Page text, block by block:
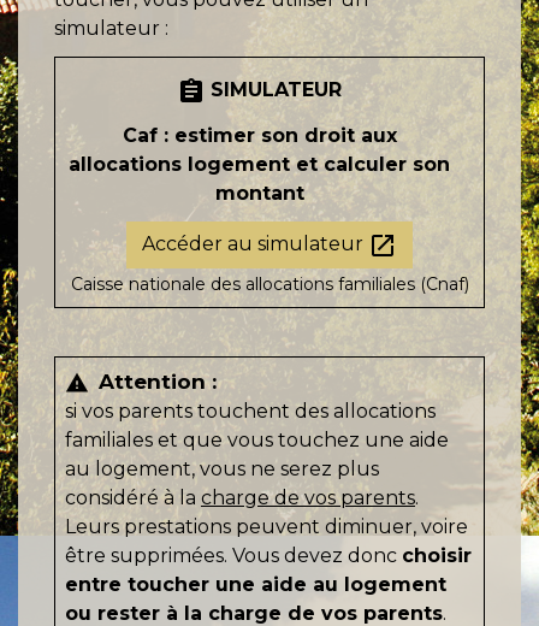
simulateur :
assignment SIMULATEUR
Caf : estimer son droit aux
allocations logement et calculer son
montant
Accéder au simulateur open_in_new
Caisse nationale des allocations familiales (Cnaf)
warning Attention :
si vos parents touchent des allocations
familiales et que vous touchez une aide
au logement, vous ne serez plus
considéré à la charge de vos parents.
Leurs prestations peuvent diminuer, voire
être supprimées. Vous devez donc choisir
entre toucher une aide au logement
ou rester à la charge de vos parents.